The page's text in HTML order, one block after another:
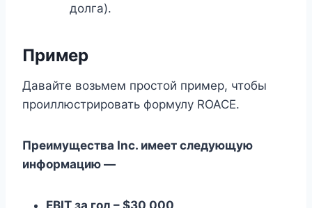
долга).
Пример
Давайте возьмем простой пример, чтобы
проиллюстрировать формулу ROACE.
Преимущества Inc. имеет следующую
информацию —
EBIT за год – $30 000